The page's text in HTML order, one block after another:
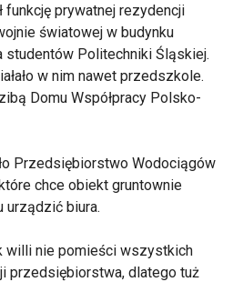
funkcję prywatnej rezydencji
światowej w budynku
studentów Politechniki Śląskiej.
w nim nawet przedszkole.
Domu Współpracy Polsko-
Przedsiębiorstwo Wodociągów
chce obiekt gruntownie
urządzić biura.
willi nie pomieści wszystkich
przedsiębiorstwa, dlatego tuż